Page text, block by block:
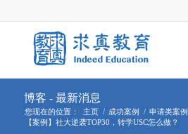
博客 - 最新消息
您现在的位置： 主页 / 成功案例 / 申请类案例
【案例】社大逆袭TOP30，转学USC怎么做？